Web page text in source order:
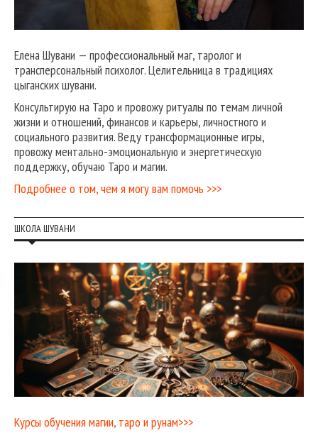
Елена Шувани — профессиональный маг, таролог и
трансперсональный психолог. Целительница в традициях
цыганских шувани.
Консультирую на Таро и провожу ритуалы по темам личной
жизни и отношений, финансов и карьеры, личностного и
социального развития. Веду трансформационные игры,
провожу ментально-эмоциональную и энергетическую
поддержку, обучаю Таро и магии.
Подробнее о том, чем я могу вам помочь >>>
ШКОЛА ШУВАНИ
Курсы обучения магии, таро и рунам>>>